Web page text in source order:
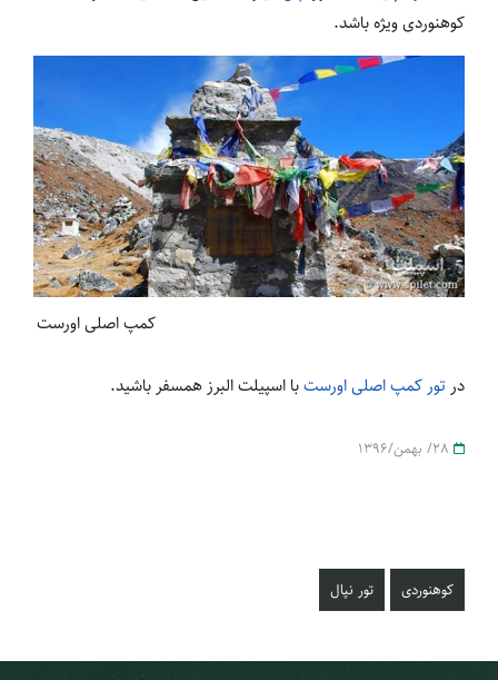
کوهنوردی ویژه باشد.
کمپ اصلی اورست
در تور کمپ اصلی اورستبا اسپیلت البرز همسفر باشید.
کوهنوردی تور نپال